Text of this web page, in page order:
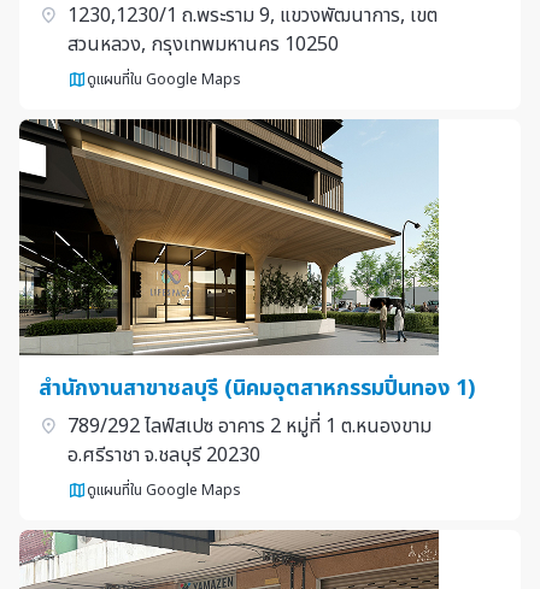
1230,1230/1 ถ.พระราม 9, แขวงพัฒนาการ, เขต
สวนหลวง, กรุงเทพมหานคร 10250
ดูแผนที่ใน Google Maps
สำนักงานสาขาชลบุรี (นิคมอุตสาหกรรมปิ่นทอง 1)
789/292 ไลฟ์สเปซ อาคาร 2 หมู่ที่ 1 ต.หนองขาม
อ.ศรีราชา จ.ชลบุรี 20230
ดูแผนที่ใน Google Maps